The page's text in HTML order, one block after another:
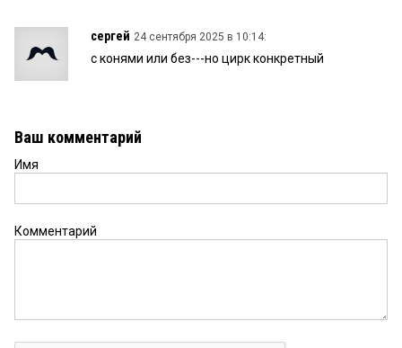
сергей 24 сентября 2025 в 10:14:
с конями или без---но цирк конкретный
Ваш комментарий
Имя
Комментарий